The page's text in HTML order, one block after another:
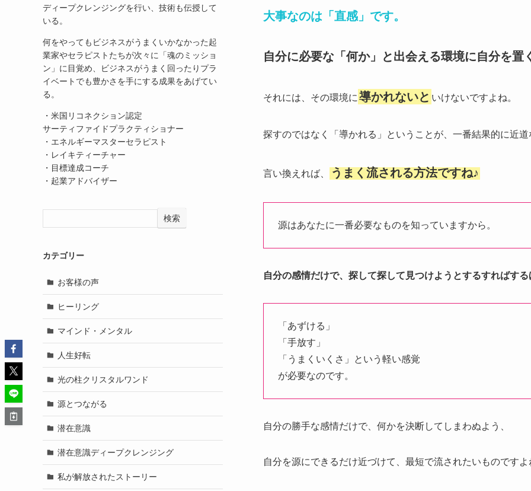
大事なのは「直感」です。
自分に必要な「何か」と出会える環境に自分を置
それには、その環境に 導かれないと いけないですよね。
探すのではなく「導かれる」ということが、一番結果的に近道
言い換えれば、 うまく流される方法ですね♪
源はあなたに一番必要なものを知っていますから。
自分の感情だけで、探して探して見つけようとするすればす
「あずける」
「手放す」
「うまくいくさ」という軽い感覚
が必要なのです。
自分の勝手な感情だけで、何かを決断してしまわぬよう、
自分を源にできるだけ近づけて、最短で流されたいものですよ
ディープクレンジングを行い、技術も伝授して
いる。
何をやってもビジネスがうまくいかなかった起
業家やセラピストたちが次々に「魂のミッショ
ン」に目覚め、ビジネスがうまく回ったりプラ
イベートでも豊かさを手にする成果をあげてい
る。
・米国リコネクション認定
サーティファイドプラクティショナー
・エネルギーマスターセラピスト
・レイキティーチャー
・目標達成コーチ
・起業アドバイザー
検索
カテゴリー
お客様の声
ヒーリング
マインド・メンタル
人生好転
光の柱クリスタルワンド
源とつながる
潜在意識
潜在意識ディープクレンジング
私が解放されたストーリー